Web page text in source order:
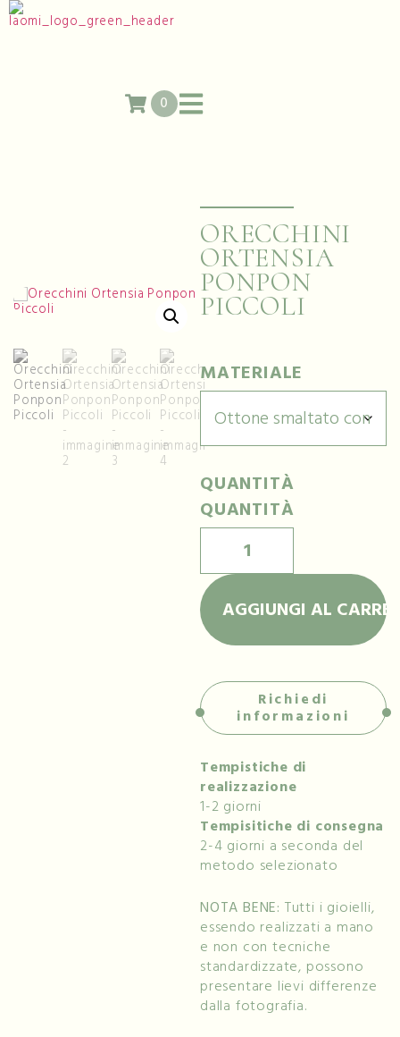
0
ORECCHINI
ORTENSIA
PONPON
PICCOLI
MATERIALE
QUANTITÀ
QUANTITÀ
AGGIUNGI AL
Richiedi
informazioni
Tempistiche di
realizzazione
1-2 giorni
Tempisitiche di consegna
2-4 giorni a seconda del
metodo selezionato
NOTA BENE: Tutti i gioielli,
essendo realizzati a mano
e non con tecniche
standardizzate, possono
presentare lievi differenze
dalla fotografia.